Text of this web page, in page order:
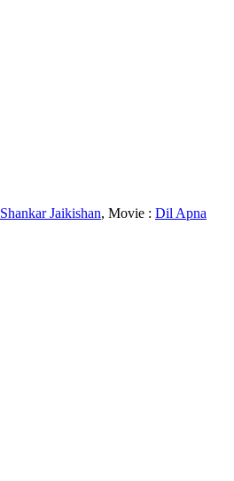
Shankar Jaikishan, Movie : Dil Apna